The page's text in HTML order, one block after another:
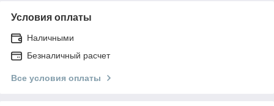
Условия оплаты
Наличными
Безналичный расчет
Все условия оплаты